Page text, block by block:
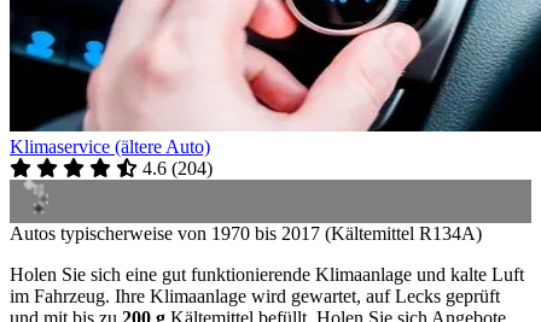
Klimaservice (ältere Auto)
4.6 (204)
Autos typischerweise von 1970 bis 2017 (Kältemittel R134A)
Holen Sie sich eine gut funktionierende Klimaanlage und kalte Luft
im Fahrzeug. Ihre Klimaanlage wird gewartet, auf Lecks geprüft
und mit bis zu 200 g Kältemittel befüllt. Holen Sie sich Angebote